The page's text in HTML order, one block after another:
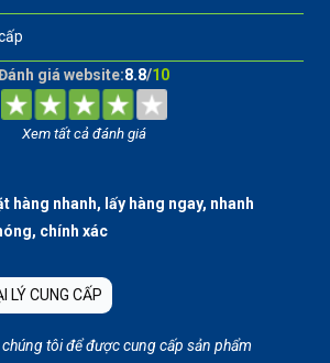
giá website:8.8/10
Xem tất cả đánh giá
hàng nhanh, lấy hàng ngay, nhanh
chính xác
LÝ CUNG CẤP
chúng tôi để được cung cấp sản phẩm